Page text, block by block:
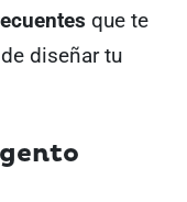
que te
diseñar tu